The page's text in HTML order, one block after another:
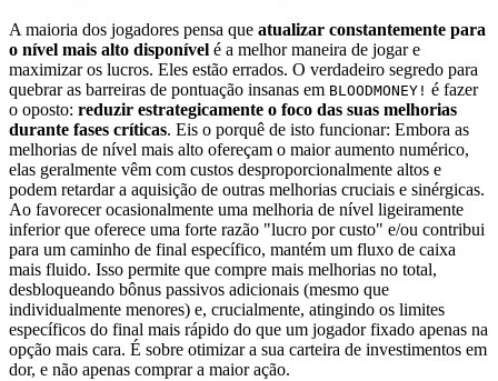
A maioria dos jogadores pensa que atualizar constantemente para
o nível mais alto disponível é a melhor maneira de jogar e
maximizar os lucros. Eles estão errados. O verdadeiro segredo para
quebrar as barreiras de pontuação insanas em BLOODMONEY! é fazer
o oposto: reduzir estrategicamente o foco das suas melhorias
durante fases críticas. Eis o porquê de isto funcionar: Embora as
melhorias de nível mais alto ofereçam o maior aumento numérico,
elas geralmente vêm com custos desproporcionalmente altos e
podem retardar a aquisição de outras melhorias cruciais e sinérgicas.
Ao favorecer ocasionalmente uma melhoria de nível ligeiramente
inferior que oferece uma forte razão "lucro por custo" e/ou contribui
para um caminho de final específico, mantém um fluxo de caixa
mais fluido. Isso permite que compre mais melhorias no total,
desbloqueando bônus passivos adicionais (mesmo que
individualmente menores) e, crucialmente, atingindo os limites
específicos do final mais rápido do que um jogador fixado apenas na
opção mais cara. É sobre otimizar a sua carteira de investimentos em
dor, e não apenas comprar a maior ação.